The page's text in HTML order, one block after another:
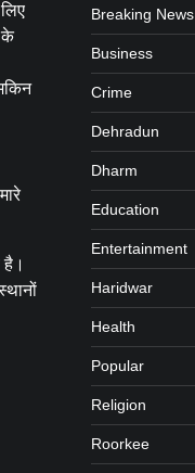
के
है।
Breaking News
Business
Crime
Dehradun
Dharm
Education
Entertainment
Haridwar
Health
Popular
Religion
Roorkee